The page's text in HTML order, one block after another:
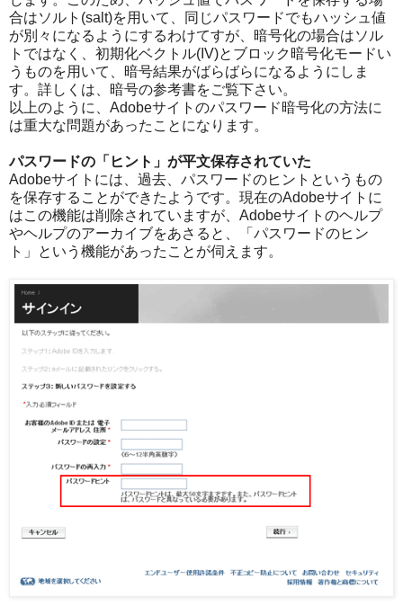
合はソルト(salt)を用いて、同じパスワードでもハッシュ値
が別々になるようにするわけてすが、暗号化の場合はソル
トではなく、初期化ベクトル(IV)とブロック暗号化モードい
うものを用いて、暗号結果がばらばらになるようにしま
す。詳しくは、暗号の参考書をご覧下さい。
以上のように、Adobeサイトのパスワード暗号化の方法に
は重大な問題があったことになります。
パスワードの「ヒント」が平文保存されていた
Adobeサイトには、過去、パスワードのヒントというもの
を保存することができたようです。現在のAdobeサイトに
はこの機能は削除されていますが、Adobeサイトのヘルプ
やヘルプのアーカイブをあさると、「パスワードのヒン
ト」という機能があったことが伺えます。